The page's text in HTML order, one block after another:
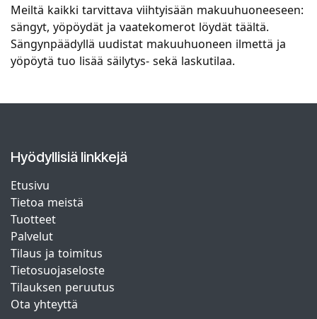
Meiltä kaikki tarvittava viihtyisään makuuhuoneeseen:
sängyt, yöpöydät ja vaatekomerot löydät täältä.
Sängynpäädyllä uudistat makuuhuoneen ilmettä ja
yöpöytä tuo lisää säilytys- sekä laskutilaa.
Hyödyllisiä linkkejä
Etusivu
Tietoa meistä
Tuotteet
Palvelut
Tilaus ja toimitus
Tietosuojaseloste
Tilauksen peruutus
Ota yhteyttä